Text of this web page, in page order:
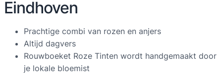
z
Eindhoven
Prachtige combi van rozen en anjers
Altijd dagvers
Rouwboeket Roze Tinten wordt handgemaakt door
je lokale bloemist